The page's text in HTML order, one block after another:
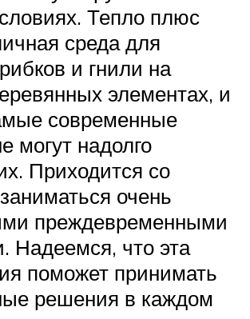
Тепло плюс
среда для
и гнили на
элементах, и
современные
могут надолго
Приходится со
очень
преждевременными
Надеемся, что эта
поможет принимать
решения в каждом